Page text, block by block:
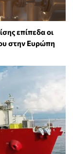
επίπεδα οι
στην Ευρώπη